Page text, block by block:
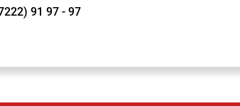
91 97 - 97